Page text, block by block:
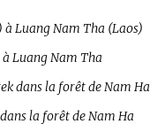
à Luang Nam Tha (Laos)
Luang Nam Tha
dans la forêt de Nam Ha
la forêt de Nam Ha